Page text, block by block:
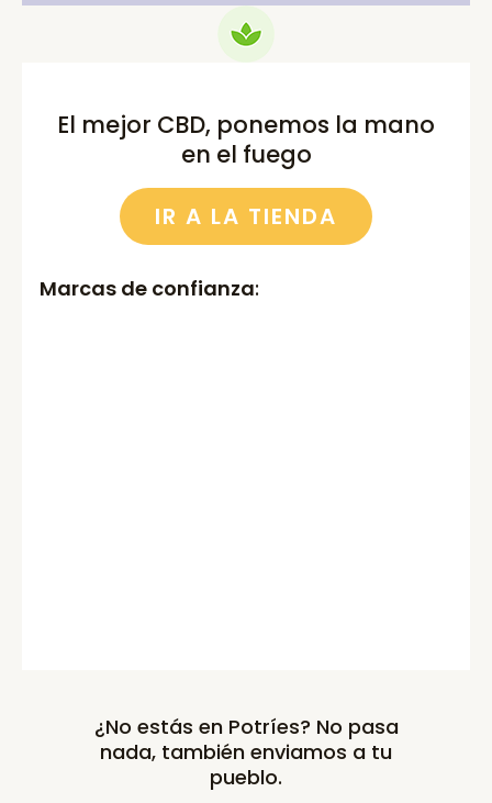
El mejor CBD, ponemos la mano
en el fuego
IR A LA TIENDA
Marcas de confianza:
¿No estás en Potríes? No pasa
nada, también enviamos a tu
pueblo.